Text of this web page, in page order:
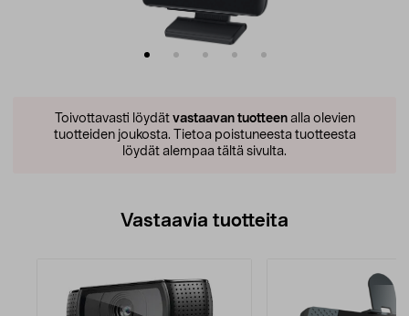
Toivottavasti löydät vastaavan tuotteenalla olevien
tuotteiden joukosta. Tietoa poistuneesta tuotteesta
löydät alempaa tältä sivulta.
Vastaavia tuotteita